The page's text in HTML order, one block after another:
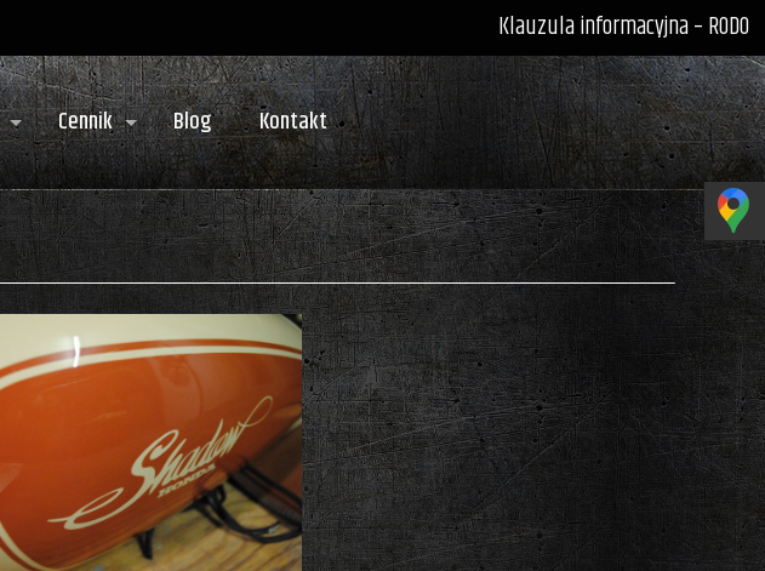
Klauzula informacyjna – RODO
Cennik Blog Kontakt